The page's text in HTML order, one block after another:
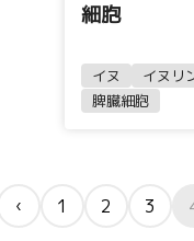
細胞
イヌ イヌリ
脾臓細胞
‹ 1 2 3